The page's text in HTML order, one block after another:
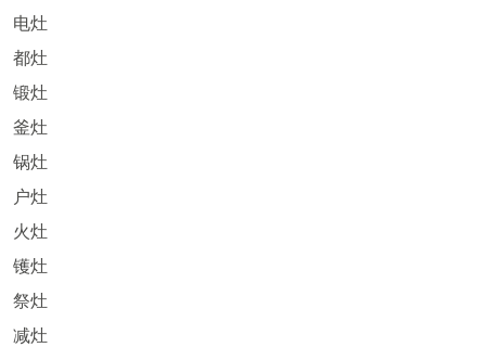
电灶
都灶
锻灶
釜灶
锅灶
户灶
火灶
镬灶
祭灶
减灶